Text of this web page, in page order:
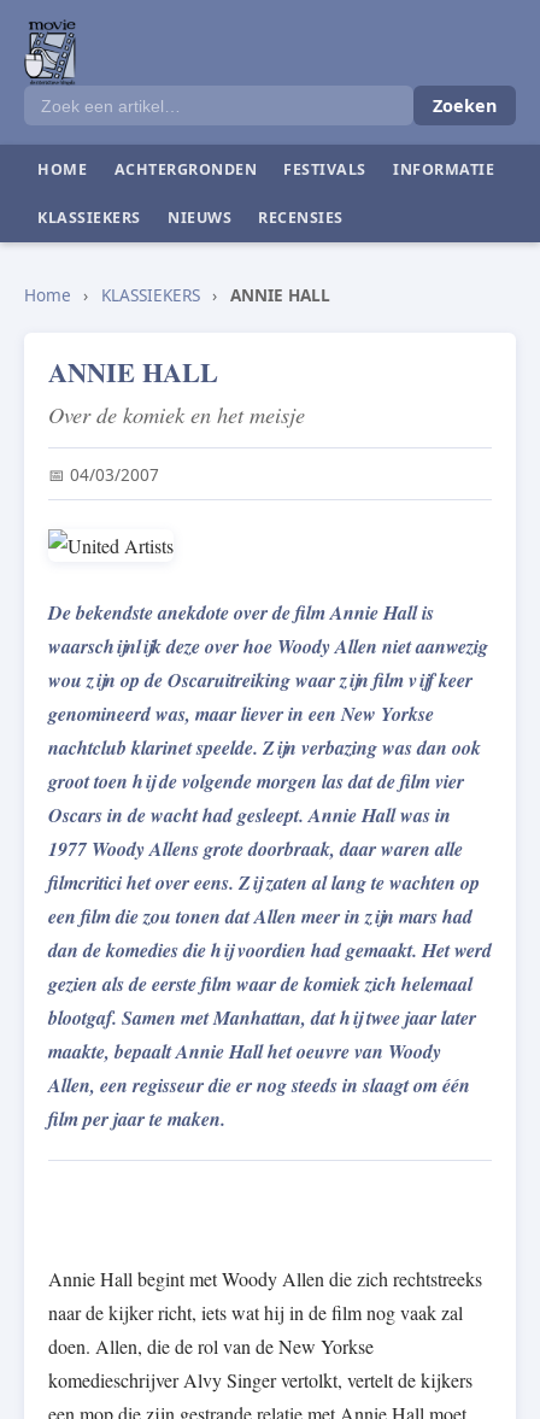
Zoeken
HOME ACHTERGRONDEN FESTIVALS INFORMATIE
KLASSIEKERS NIEUWS RECENSIES
Home › KLASSIEKERS › ANNIE HALL
ANNIE HALL
Over de komiek en het meisje
📅 04/03/2007
De bekendste anekdote over de film Annie Hall is
waarschijnlijk deze over hoe Woody Allen niet aanwezig
wou zijn op de Oscaruitreiking waar zijn film vijf keer
genomineerd was, maar liever in een New Yorkse
nachtclub klarinet speelde. Zijn verbazing was dan ook
groot toen hij de volgende morgen las dat de film vier
Oscars in de wacht had gesleept. Annie Hall was in
1977 Woody Allens grote doorbraak, daar waren alle
filmcritici het over eens. Zij zaten al lang te wachten op
een film die zou tonen dat Allen meer in zijn mars had
dan de komedies die hij voordien had gemaakt. Het werd
gezien als de eerste film waar de komiek zich helemaal
blootgaf. Samen met Manhattan, dat hij twee jaar later
maakte, bepaalt Annie Hall het oeuvre van Woody
Allen, een regisseur die er nog steeds in slaagt om één
film per jaar te maken.
Annie Hall begint met Woody Allen die zich rechtstreeks
naar de kijker richt, iets wat hij in de film nog vaak zal
doen. Allen, die de rol van de New Yorkse
komedieschrijver Alvy Singer vertolkt, vertelt de kijkers